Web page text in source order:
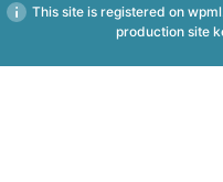
This site is registered on
production site